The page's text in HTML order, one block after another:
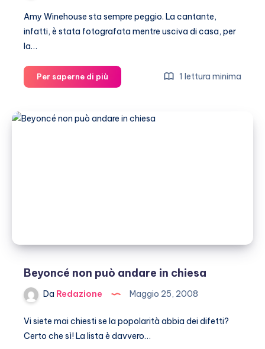
Amy Winehouse sta sempre peggio. La cantante,
infatti, è stata fotografata mentre usciva di casa, per
la…
Per saperne di più
crollo
Amy
1 lettura minima
Beyoncé non può andare in chiesa
Da Redazione Maggio 25, 2008
Vi siete mai chiesti se la popolarità abbia dei difetti?
Certo che sì! La lista è davvero…